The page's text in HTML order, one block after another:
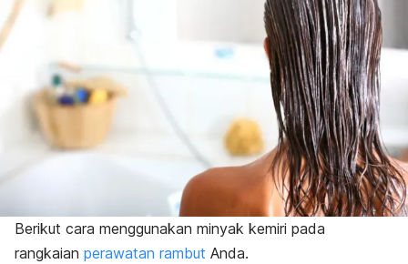
Berikut cara menggunakan minyak kemiri pada
rangkaian perawatan rambut Anda.